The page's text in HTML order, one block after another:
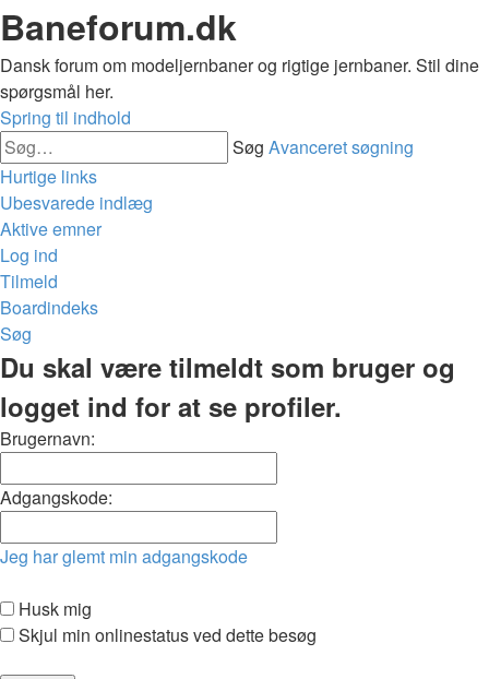
Baneforum.dk
Dansk forum om modeljernbaner og rigtige jernbaner. Stil dine
spørgsmål her.
Spring til indhold
Søg Avanceret søgning
Hurtige links
Ubesvarede indlæg
Aktive emner
Log ind
Tilmeld
Boardindeks
Søg
Du skal være tilmeldt som bruger og
logget ind for at se profiler.
Brugernavn:
Adgangskode:
Jeg har glemt min adgangskode
Husk mig
Skjul min onlinestatus ved dette besøg